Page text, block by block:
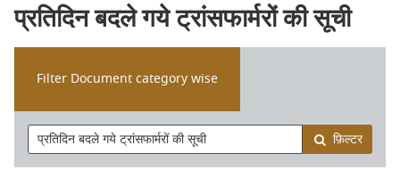
प्रतिदिन बदले गये ट्रांसफार्मरों की सूची
Filter Document category wise
फ़िल्टर